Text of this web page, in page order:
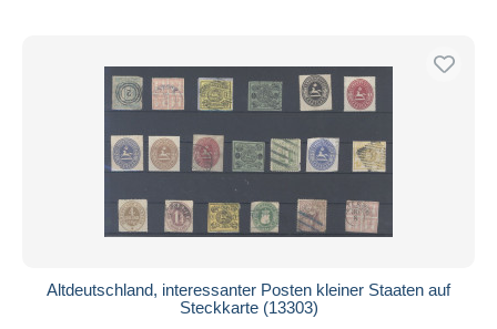
Altdeutschland, interessanter Posten kleiner Staaten auf
Steckkarte (13303)